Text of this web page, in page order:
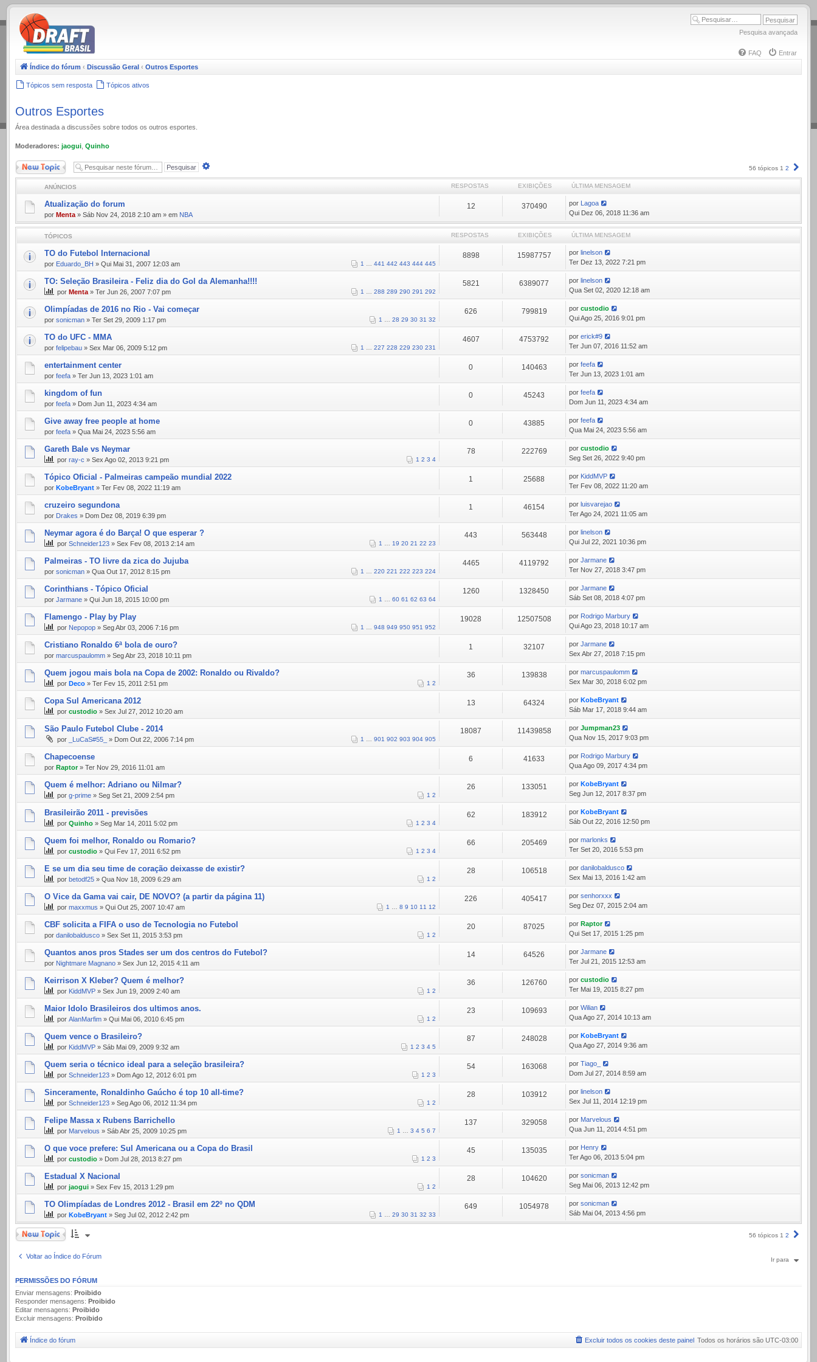
.
Pesquisa avançada
FAQ
Entrar
Índice do fórum ‹ Discussão Geral ‹ Outros Esportes
Tópicos sem resposta Tópicos ativos
Outros Esportes
Área destinada a discussões sobre todos os outros esportes.
Moderadores: jaogui Quinho
Novo Tópico
56 tópicos 1 2
ANÚNCIOS RESPOSTAS EXIBIÇÕES ÚLTIMA MENSAGEM
Atualização do forum
por Menta » Sáb Nov 24, 2018 2:10 am » em NBA
12 370490 por Lagoa
Qui Dez 06, 2018 11:36 am
TÓPICOS RESPOSTAS EXIBIÇÕES ÚLTIMA MENSAGEM
TO do Futebol Internacional
por Eduardo_BH » Qui Mai 31, 2007 12:03 am 1 441 442 443 444 445
8898 15987757 porlinelson
Ter Dez 13, 2022 7:21 pm
TO: Seleção Brasileira - Feliz dia do Gol da Alemanha!!!!
por Menta » Ter Jun 26, 2007 7:07 pm 1 288 289 290 291 292
5821 6389077 porlinelson
Qua Set 02, 2020 12:18 am
Olimpíadas de 2016 no Rio - Vai começar
por sonicman » Ter Set 29, 2009 1:17 pm 1 28 29 30 31 32
626 799819 porcustodio
Qui Ago 25, 2016 9:01 pm
TO do UFC - MMA
por felipebau » Sex Mar 06, 2009 5:12 pm 1 227 228 229 230 231
4607 4753792 porerick#9
Ter Jun 07, 2016 11:52 am
entertainment center
por feefa » Ter Jun 13, 2023 1:01 am
0 140463 porfeefa
Ter Jun 13, 2023 1:01 am
kingdom of fun
por feefa » Dom Jun 11, 2023 4:34 am
0 45243 porfeefa
Dom Jun 11, 2023 4:34 am
Give away free people at home
por feefa » Qua Mai 24, 2023 5:56 am
0 43885 porfeefa
Qua Mai 24, 2023 5:56 am
Gareth Bale vs Neymar
por ray-c » Sex Ago 02, 2013 9:21 pm 1 2 3 4
78 222769 porcustodio
Seg Set 26, 2022 9:40 pm
Tópico Oficial - Palmeiras campeão mundial 2022
por KobeBryant » Ter Fev 08, 2022 11:19 am
1 25688 por KiddMVP
Ter Fev 08, 2022 11:20 am
cruzeiro segundona
por Drakes » Dom Dez 08, 2019 6:39 pm
1 46154 porluisvarejao
Ter Ago 24, 2021 11:05 am
Neymar agora é do Barça! O que esperar ?
por Schneider123 » Sex Fev 08, 2013 2:14 am 1 19 20 21 22 23
443 563448 porlinelson
Qui Jul 22, 2021 10:36 pm
Palmeiras - TO livre da zica do Jujuba
por sonicman » Qua Out 17, 2012 8:15 pm 1 220 221 222 223 224
4465 4119792 porJarmane
Ter Nov 27, 2018 3:47 pm
Corinthians - Tópico Oficial
por Jarmane » Qui Jun 18, 2015 10:00 pm 1 60 61 62 63 64
1260 1328450 porJarmane
Sáb Set 08, 2018 4:07 pm
Flamengo - Play by Play
por Nepopop » Seg Abr 03, 2006 7:16 pm 1 948 949 950 951 952
19028 12507508 por Rodrigo Marbury
Qui Ago 23, 2018 10:17 am
Cristiano Ronaldo 6ª bola de ouro?
por marcuspaulomm » Seg Abr 23, 2018 10:11 pm
1 32107 porJarmane
Sex Abr 27, 2018 7:15 pm
Quem jogou mais bola na Copa de 2002: Ronaldo ou Rivaldo?
por Deco » Ter Fev 15, 2011 2:51 pm 1 2
36 139838 pormarcuspaulomm
Sex Mar 30, 2018 6:02 pm
Copa Sul Americana 2012
por custodio » Sex Jul 27, 2012 10:20 am
13 64324 porKobeBryant
Sáb Mar 17, 2018 9:44 am
São Paulo Futebol Clube - 2014
por _LuCaS#55_ » Dom Out 22, 2006 7:14 pm 1 901 902 903 904 905
18087 11439858 porJumpman23
Qua Nov 15, 2017 9:03 pm
Chapecoense
por Raptor» Ter Nov 29, 2016 11:01 am
6 41633 por Rodrigo Marbury
Qua Ago 09, 2017 4:34 pm
Quem é melhor: Adriano ou Nilmar?
por g-prime » Seg Set 21, 2009 2:54 pm 1 2
26 133051 porKobeBryant
Seg Jun 12, 2017 8:37 pm
Brasileirão 2011 - previsões
por Quinho » Seg Mar 14, 2011 5:02 pm 1 2 3 4
62 183912 porKobeBryant
Sáb Out 22, 2016 12:50 pm
Quem foi melhor, Ronaldo ou Romario?
por custodio » Qui Fev 17, 2011 6:52 pm 1 2 3 4
66 205469 pormarlonks
Ter Set 20, 2016 5:53 pm
E se um dia seu time de coração deixasse de existir?
por betodf25 » Qua Nov 18, 2009 6:29 am 1 2
28 106518 pordanilobaldusco
Sex Mai 13, 2016 1:42 am
O Vice da Gama vai cair, DE NOVO? (a partir da página 11)
por maxxmus » Qui Out 25, 2007 10:47 am 1 8 9 10 11 12
226 405417 porsenhorxxx
Seg Dez 07, 2015 2:04 am
CBF solicita a FIFA o uso de Tecnologia no Futebol
por danilobaldusco » Sex Set 11, 2015 3:53 pm 1 2
20 87025 porRaptor
Qui Set 17, 2015 1:25 pm
Quantos anos pros Stades ser um dos centros do Futebol?
por Nightmare Magnano » Sex Jun 12, 2015 4:11 am
14 64526 porJarmane
Ter Jul 21, 2015 12:53 am
Keirrison X Kleber? Quem é melhor?
por KiddMVP » Sex Jun 19, 2009 2:40 am 1 2
36 126760 porcustodio
Ter Mai 19, 2015 8:27 pm
Maior Idolo Brasileiros dos ultimos anos.
por AlanMarfim » Qui Mai 06, 2010 6:45 pm 1 2
23 109693 porWilian
Qua Ago 27, 2014 10:13 am
Quem vence o Brasileiro?
por KiddMVP » Sáb Mai 09, 2009 9:32 am 1 2 3 4 5
87 248028 porKobeBryant
Qua Ago 27, 2014 9:36 am
Quem seria o técnico ideal para a seleção brasileira?
por Schneider123 » Dom Ago 12, 2012 6:01 pm 1 2 3
54 163068 porTiago_
Dom Jul 27, 2014 8:59 am
Sinceramente, Ronaldinho Gaúcho é top 10 all-time?
por Schneider123 » Seg Ago 06, 2012 11:34 pm 1 2
28 103912 porlinelson
Sex Jul 11, 2014 12:19 pm
Felipe Massa x Rubens Barrichello
por Marvelous » Sáb Abr 25, 2009 10:25 pm 1 3 4 5 6 7
137 329058 por Marvelous
Qua Jun 11, 2014 4:51 pm
O que voce prefere: Sul Americana ou a Copa do Brasil
por custodio » Dom Jul 28, 2013 8:27 pm 1 2 3
45 135035 por Henry
Ter Ago 06, 2013 5:04 pm
Estadual X Nacional
por jaogui » Sex Fev 15, 2013 1:29 pm 1 2
28 104620 porsonicman
Seg Mai 06, 2013 12:42 pm
TO Olimpíadas de Londres 2012 - Brasil em 22º no QDM
por KobeBryant » Seg Jul 02, 2012 2:42 pm 1 29 30 31 32 33
649 1054978 porsonicman
Sáb Mai 04, 2013 4:56 pm
Novo Tópico
56 tópicos 1 2
Voltar ao Índice do Fórum Ir para
PERMISSÕES DO FÓRUM
Enviar mensagens: Proibido
Responder mensagens: Proibido
Editar mensagens: Proibido
Excluir mensagens: Proibido
Índice do fórum Todos os horários são UTC-03:00
Excluir todos os cookies deste painel